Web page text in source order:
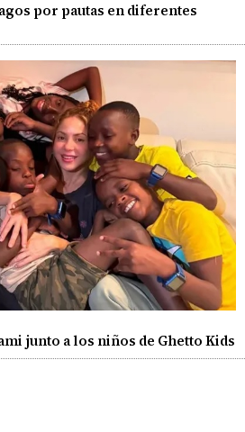
por pautas en diferentes
junto a los niños de Ghetto Kids